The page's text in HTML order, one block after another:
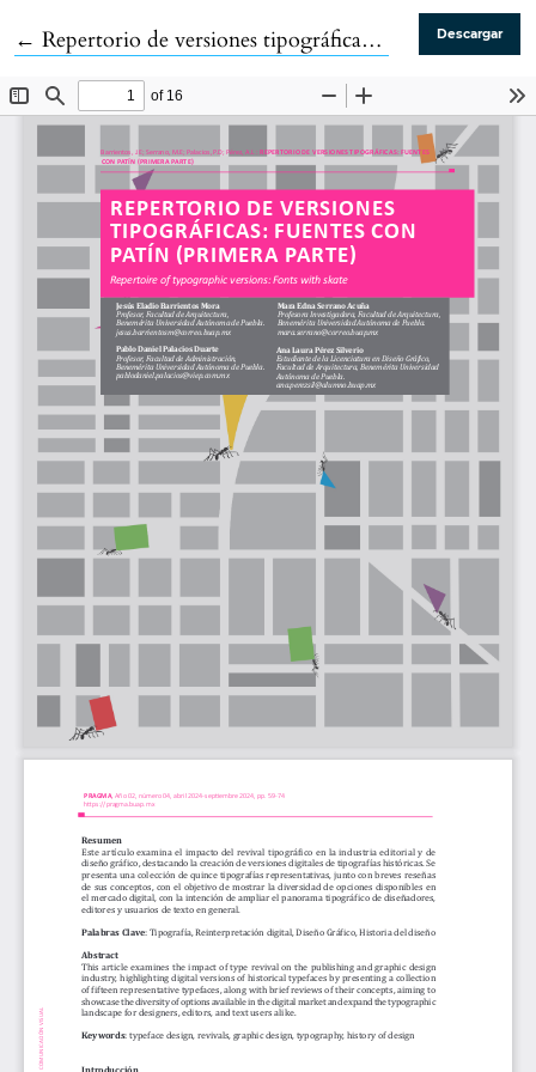
← Volver a los detalles del artículo
Repertorio de versiones tipográficas: Fuentes con patín (Primera parte) Descargar